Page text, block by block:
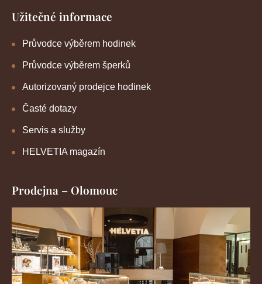
Užitečné informace
Průvodce výběrem hodinek
Průvodce výběrem šperků
Autorizovaný prodejce hodinek
Časté dotazy
Servis a služby
HELVETIA magazín
Prodejna – Olomouc